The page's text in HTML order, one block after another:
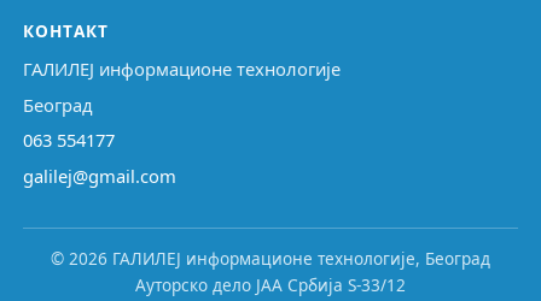
КОНТАКТ
ГАЛИЛЕЈ информационе технологије
Београд
063 554177
galilej@gmail.com
© 2026 ГАЛИЛЕЈ информационе технологије, Београд
Ауторско дело ЈАА Србија S-33/12